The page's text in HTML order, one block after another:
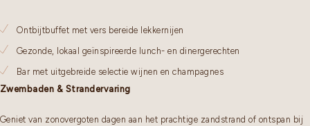
Ontbijtbuffet met vers bereide lekkernijen
Gezonde, lokaal geïnspireerde lunch- en dinergerechten
Bar met uitgebreide selectie wijnen en champagnes
Zwembaden & Strandervaring
Geniet van zonovergoten dagen aan het prachtige zandstrand of ontspan bij